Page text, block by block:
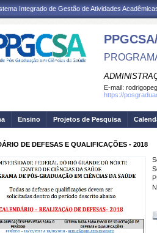
Integrado de Gestão de Atividades
E-mail:
https://
Ensino Projetos de Pesquisa
DE DEFESAS E QUALIFICAÇÕES - 2018